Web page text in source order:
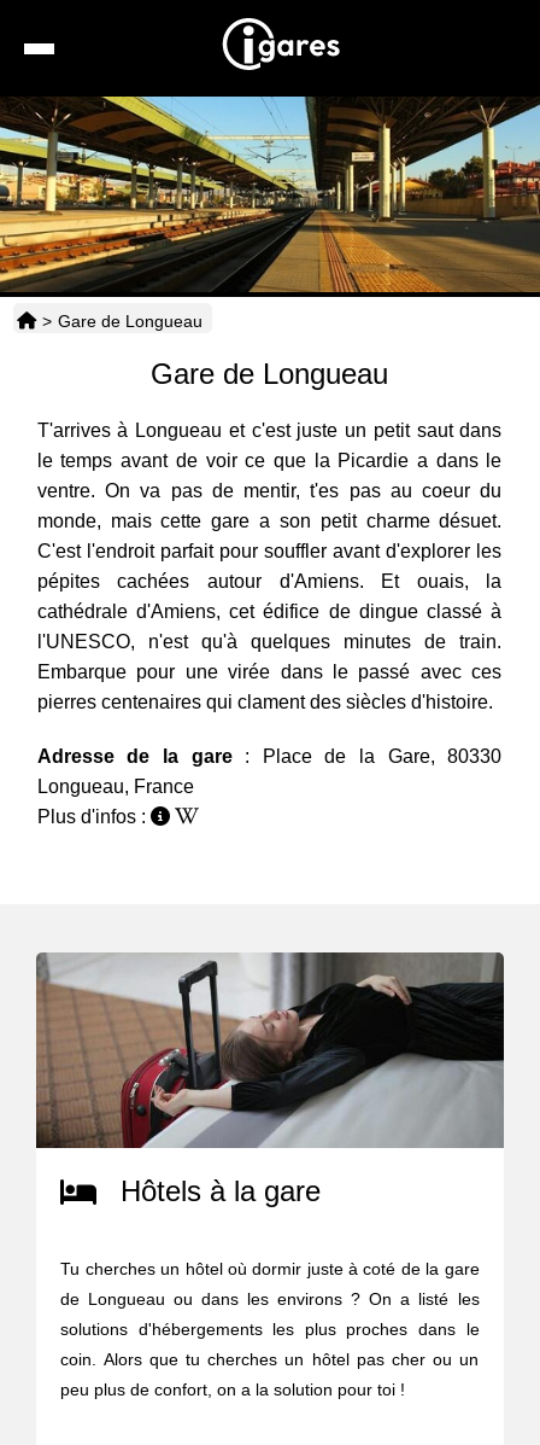
Recherche
Location de voiture
Hôtels
Taxis
Horaires
> Gare de Longueau
Gare de Longueau
T'arrives à Longueau et c'est juste un petit saut dans
le temps avant de voir ce que la Picardie a dans le
ventre. On va pas de mentir, t'es pas au coeur du
monde, mais cette gare a son petit charme désuet.
C'est l'endroit parfait pour souffler avant d'explorer les
pépites cachées autour d'Amiens. Et ouais, la
cathédrale d'Amiens, cet édifice de dingue classé à
l'UNESCO, n'est qu'à quelques minutes de train.
Embarque pour une virée dans le passé avec ces
pierres centenaires qui clament des siècles d'histoire.
Adresse de la gare : Place de la Gare, 80330
Longueau, France
Plus d'infos :
Hôtels à la gare
Tu cherches un hôtel où dormir juste à coté de la gare
de Longueau ou dans les environs ? On a listé les
solutions d'hébergements les plus proches dans le
coin. Alors que tu cherches un hôtel pas cher ou un
peu plus de confort, on a la solution pour toi !